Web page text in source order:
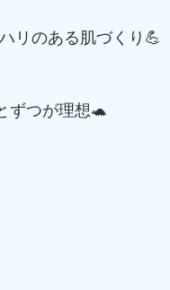
リのある肌づくり💪
ずつが理想🐢